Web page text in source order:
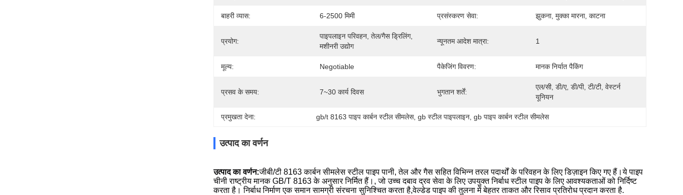
बाहरी व्यास: 6-2500 मिमी प्रसंस्करण सेवा: झुकना, मुक्का मारना, काटना
प्रयोग:
पाइपलाइन परिवहन, तेल/गैस ड्रिलिंग,
मशीनरी उद्योग
न्यूनतम आदेश मात्रा: 1
मूल्य: Negotiable पैकेजिंग विवरण: मानक निर्यात पैकिंग
प्रसव के समय: 7~30 कार्य दिवस भुगतान शर्तें:
एल/सी, डी/ए, डी/पी, टी/टी, वेस्टर्न
यूनियन
प्रमुखता देना: gb/t 8163 पाइप कार्बन स्टील सीमलेस, gb स्टील पाइपलाइन , gb पाइप कार्बन स्टील सीमलेस
उत्पाद का वर्णन
उत्पाद का वर्णन:जीबी/टी 8163 कार्बन सीमलेस स्टील पाइप पानी, तेल और गैस सहित विभिन्न तरल पदार्थों के परिवहन के लिए डिज़ाइन किए गए हैं।ये पाइप
चीनी राष्ट्रीय मानक GB/T 8163 के अनुसार निर्मित हैं।, जो उच्च दबाव द्रव सेवा के लिए उपयुक्त निर्बाध स्टील पाइप के लिए आवश्यकताओं को निर्दिष्ट
करता है। निर्बाध निर्माण एक समान सामग्री संरचना सुनिश्चित करता है,वेल्डेड पाइप की तुलना में बेहतर ताकत और रिसाव प्रतिरोध प्रदान करता है.